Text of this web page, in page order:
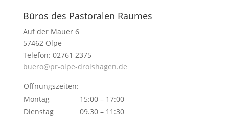
Büros des Pastoralen Raumes
Auf der Mauer 6
57462 Olpe
Telefon: 02761 2375
buero@pr-olpe-drolshagen.de
Öffnungszeiten:
Montag
15:00 – 17:00
Dienstag
09.30 – 11:30